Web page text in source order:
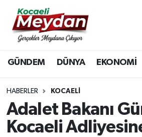
GÜNDEM DÜNYA EKONOMİ
HABERLER KOCAELI
Adalet Bakanı
Kocaeli
Nöbetçi Eczaneler
Hava Durumu
Trafik Durumu
Süper Lig Puan Durumu ve